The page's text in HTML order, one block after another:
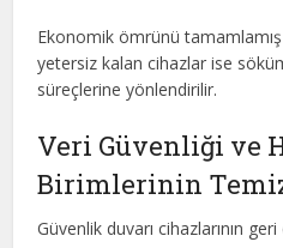
Ekonomik ömrünü
yetersiz kalan cihazlar ise
süreçlerine yönlendirilir.
Veri Güvenliği ve
Birimlerinin
Güvenlik duvarı cihazlarının